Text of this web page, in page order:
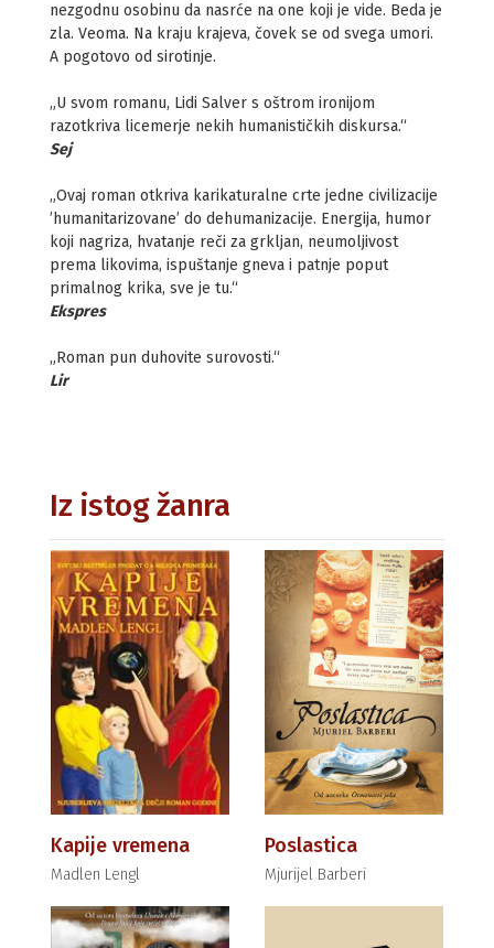
nezgodnu osobinu da nasrće na one koji je vide. Beda je
zla. Veoma. Na kraju krajeva, čovek se od svega umori.
A pogotovo od sirotinje.
„U svom romanu, Lidi Salver s oštrom ironijom
razotkriva licemerje nekih humanističkih diskursa.“
Sej
„Ovaj roman otkriva karikaturalne crte jedne civilizacije
’humanitarizovane’ do dehumanizacije. Energija, humor
koji nagriza, hvatanje reči za grkljan, neumoljivost
prema likovima, ispuštanje gneva i patnje poput
primalnog krika, sve je tu.“
Ekspres
„Roman pun duhovite surovosti.“
Lir
Iz istog žanra
Kapije vremena
Madlen Lengl
Poslastica
Mjurijel Barberi